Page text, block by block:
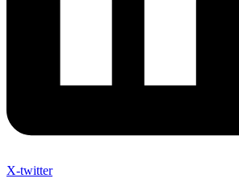
X-twitter